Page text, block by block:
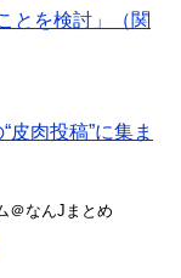
とを検討」（関
肉投稿”に集ま
＠なんJまとめ